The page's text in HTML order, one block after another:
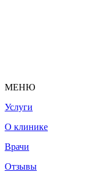
МЕНЮ
Услуги
О клинике
Врачи
Отзывы